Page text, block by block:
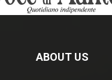
ABOUT US